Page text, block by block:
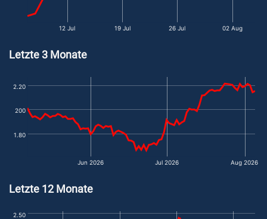
12 Jul 19 Jul 26 Jul 02 Aug
Letzte 3 Monate
1.80
200
2.20
Jun 2026 Jul 2026 Aug 2026
Letzte 12 Monate
2.50